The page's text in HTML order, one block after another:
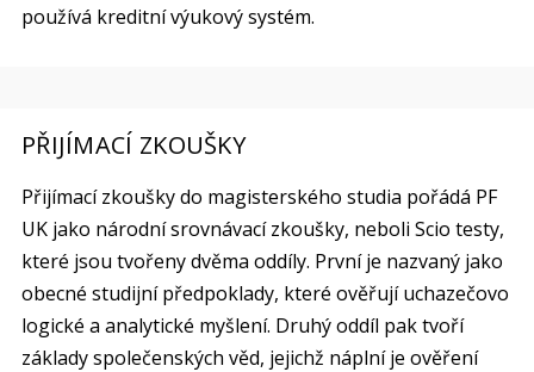
používá kreditní výukový systém.
PŘIJÍMACÍ ZKOUŠKY
Přijímací zkoušky do magisterského studia pořádá PF
UK jako národní srovnávací zkoušky, neboli Scio testy,
které jsou tvořeny dvěma oddíly. První je nazvaný jako
obecné studijní předpoklady, které ověřují uchazečovo
logické a analytické myšlení. Druhý oddíl pak tvoří
základy společenských věd, jejichž náplní je ověření